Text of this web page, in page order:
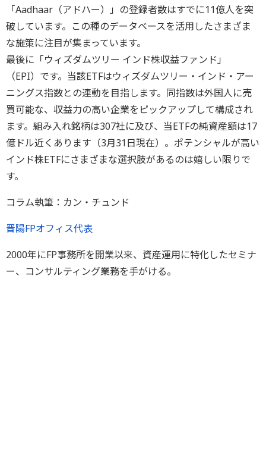
「Aadhaar（アドハー）」の登録者数はすでに11億人を突
破しています。この種のデータベースを活用したさまざま
な施策に注目が集まっています。
最後に「ウィズダムツリー インド株収益ファンド」
（EPI）です。当該ETFはウィズダムツリー・インド・アー
ニングス指数との連動を目指します。同指数は外国人に売
買可能な、収益力の高い企業をピックアップして構成され
ます。組み入れ銘柄は307社に及び、当ETFの純資産額は17
億ドル近くあります（3月31日現在）。ポテンシャルが高い
インド株ETFにさまざまな選択肢があるのは嬉しい限りで
す。
コラム執筆：カン・チュンド
晋陽FPオフィス代表
2000年にFP事務所を開業以来、資産運用に特化したセミナ
ー、コンサルティング業務を手がける。